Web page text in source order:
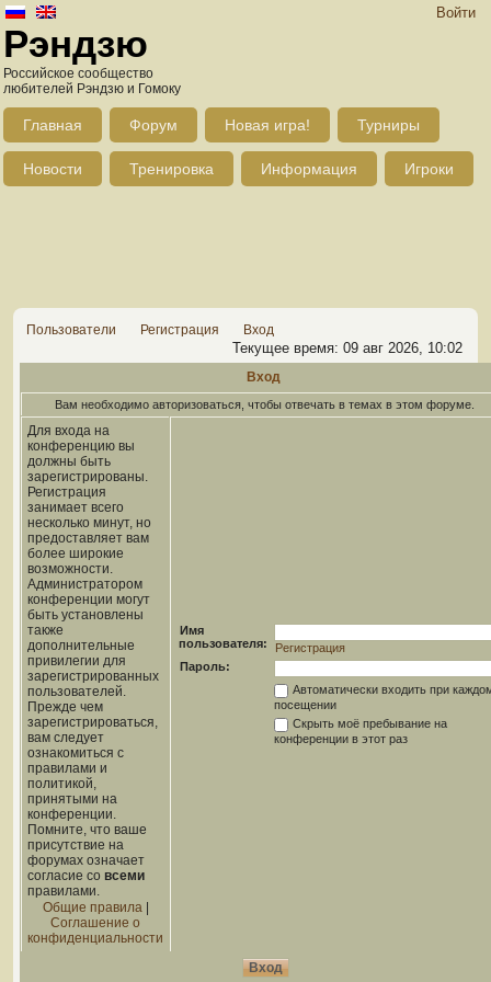
Войти
Рэндзю
Российское сообщество
любителей Рэндзю и Гомоку
Главная Форум Новая игра! Турниры
Новости Тренировка Информация Игроки
Пользователи Регистрация Вход
Текущее время: 09 авг 2026, 10:02
Вход
Вам необходимо авторизоваться, чтобы отвечать в темах в этом форуме.
Для входа на
конференцию вы
должны быть
зарегистрированы.
Регистрация
занимает всего
несколько минут, но
предоставляет вам
более широкие
возможности.
Администратором
конференции могут
быть установлены
также
дополнительные
привилегии для
зарегистрированных
пользователей.
Прежде чем
зарегистрироваться,
вам следует
ознакомиться с
правилами и
политикой,
принятыми на
конференции.
Помните, что ваше
присутствие на
форумах означает
согласие со всеми
правилами.
Общие правила|
Соглашение о
конфиденциальности
Имя
пользователя:
Регистрация
Пароль:
Автоматически входить при
посещении
Скрыть моё пребывание на
конференции в этот раз